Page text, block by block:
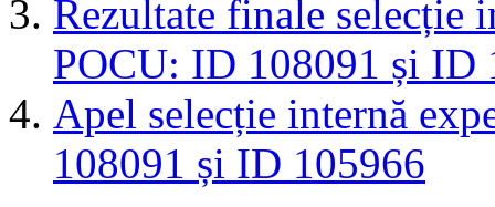
Rezultate finale selecție
POCU: ID 108091 și ID
Apel selecție internă
108091 și ID 105966